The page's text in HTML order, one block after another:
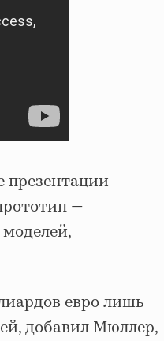
презентации
—
евро лишь
добавил Мюллер,